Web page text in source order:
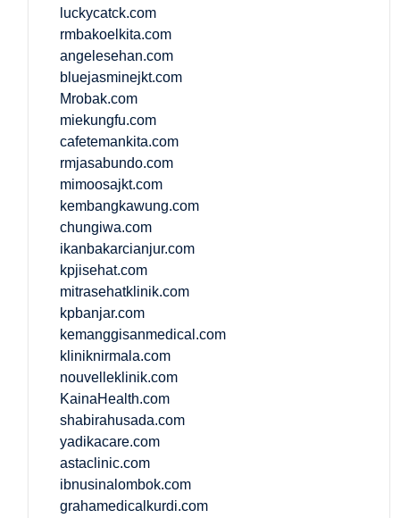
luckycatck.com
rmbakoelkita.com
angelesehan.com
bluejasminejkt.com
Mrobak.com
miekungfu.com
cafetemankita.com
rmjasabundo.com
mimoosajkt.com
kembangkawung.com
chungiwa.com
ikanbakarcianjur.com
kpjisehat.com
mitrasehatklinik.com
kpbanjar.com
kemanggisanmedical.com
kliniknirmala.com
nouvelleklinik.com
KainaHealth.com
shabirahusada.com
yadikacare.com
astaclinic.com
ibnusinalombok.com
grahamedicalkurdi.com